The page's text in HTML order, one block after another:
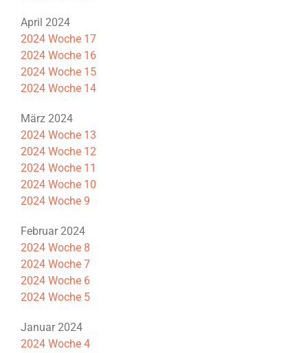
April 2024
2024 Woche 17
2024 Woche 16
2024 Woche 15
2024 Woche 14
März 2024
2024 Woche 13
2024 Woche 12
2024 Woche 11
2024 Woche 10
2024 Woche 9
Februar 2024
2024 Woche 8
2024 Woche 7
2024 Woche 6
2024 Woche 5
Januar 2024
2024 Woche 4